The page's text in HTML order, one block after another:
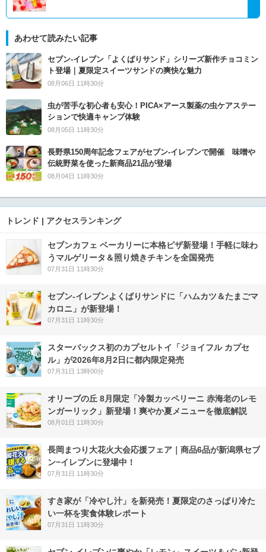
あわせて読みたい記事
セブン‐イレブン「よくばりサンド」シリーズ新作チョコミン
ト登場｜夏限定スイーツサンドの爽快な魅力
08月06日 11時30分
虫が苦手な初心者も安心！PICA×アース製薬の虫ケアステー
ションで快適キャンプ体験
08月05日 11時30分
長野県150周年記念フェアがセブン-イレブンで開催 味噌や
伝統野菜を使った新商品21品が登場
08月04日 11時30分
トレンド | アクセスランキング
セブンカフェ ベーカリーに本格ピザ新登場！手軽に味わ
うマルゲリータ＆照り焼きチキンを全国発売
07月31日 11時30分
セブン‐イレブンよくばりサンドに「ハムカツ＆たまごマ
カロニ」が新登場！
07月31日 11時30分
スターバックス初のカプセルトイ「ジョイフル カプセ
ル」が2026年8月2日に都内限定発売
07月31日 13時00分
オリーブの丘 8月限定「冷製カッペリーニ 赤海老のレモ
ンガーリック」新登場！爽やか夏メニューを徹底解説
08月01日 11時30分
長岡まつり大花火大会応援フェア｜商品6品が新潟県セブ
ン−イレブンに登場中！
07月31日 11時30分
すき家が「冷やし汁」を新発売！夏限定のさっぱり冷た
い一杯を実食体験レポート
07月31日 11時30分